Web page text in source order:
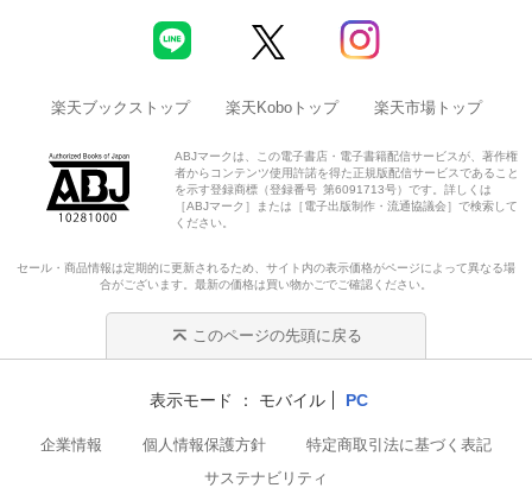
楽天ブックストップ 楽天Koboトップ 楽天市場トップ
ABJマークは、この電子書店・電子書籍配信サービスが、著作権
者からコンテンツ使用許諾を得た正規版配信サービスであること
を示す登録商標（登録番号 第6091713号）です。詳しくは
［ABJマーク］または［電子出版制作・流通協議会］で検索して
ください。
セール・商品情報は定期的に更新されるため、サイト内の表示価格がページによって異なる場
合がございます。最新の価格は買い物かごでご確認ください。
このページの先頭に戻る
表示モード モバイル PC
企業情報 個人情報保護方針
特定商取引法に基づく表記
サステナビリティ